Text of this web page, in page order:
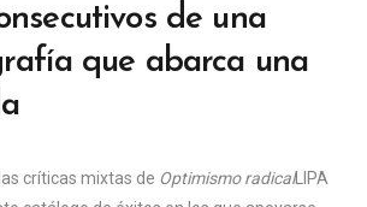
de una
que abarca una
críticas mixtas de Optimismo radicalLIPA